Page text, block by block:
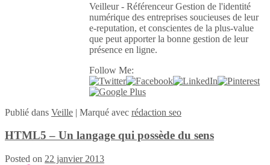
Veilleur - Référenceur Gestion de l'identité
numérique des entreprises soucieuses de leur
e-reputation, et conscientes de la plus-value
que peut apporter la bonne gestion de leur
présence en ligne.
Follow Me:
Publié dans Veille | Marqué avec rédaction seo
HTML5 – Un langage qui possède du sens
Posted on 22 janvier 2013